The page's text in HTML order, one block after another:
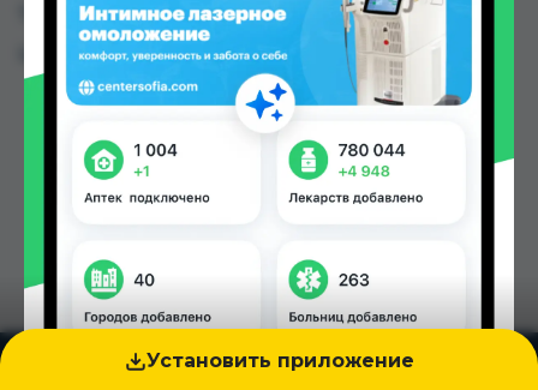
Установить приложение
Таджикистана
Цена: от29.00 TJS